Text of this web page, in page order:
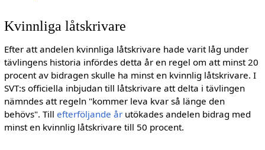
Kvinnliga låtskrivare
Efter att andelen kvinnliga låtskrivare hade varit låg under
tävlingens historia infördes detta år en regel om att minst 20
procent av bidragen skulle ha minst en kvinnlig låtskrivare. I
SVT:s officiella inbjudan till låtskrivare att delta i tävlingen
nämndes att regeln "kommer leva kvar så länge den
behövs". Till efterföljande årutökades andelen bidrag med
minst en kvinnlig låtskrivare till 50 procent.